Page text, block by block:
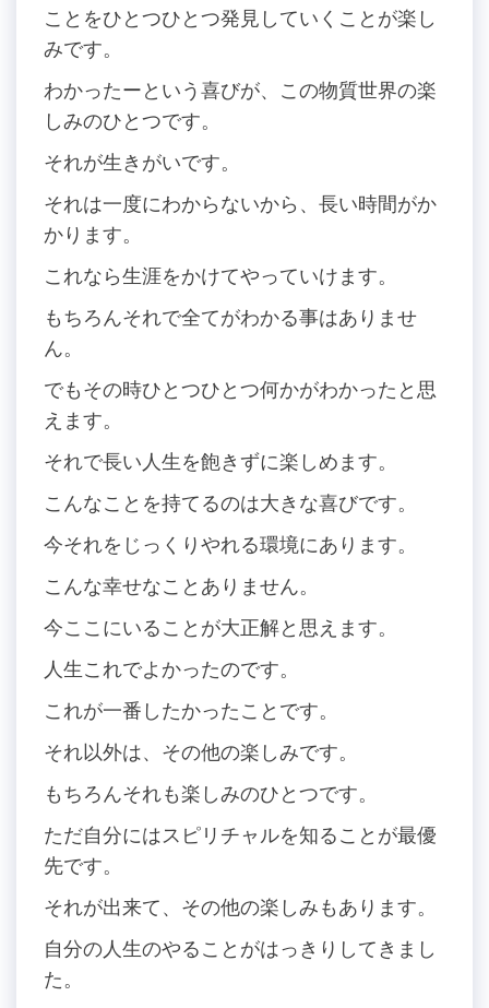
ことをひとつひとつ発見していくことが楽し
みです。
わかったーという喜びが、この物質世界の楽
しみのひとつです。
それが生きがいです。
それは一度にわからないから、長い時間がか
かります。
これなら生涯をかけてやっていけます。
もちろんそれで全てがわかる事はありませ
ん。
でもその時ひとつひとつ何かがわかったと思
えます。
それで長い人生を飽きずに楽しめます。
こんなことを持てるのは大きな喜びです。
今それをじっくりやれる環境にあります。
こんな幸せなことありません。
今ここにいることが大正解と思えます。
人生これでよかったのです。
これが一番したかったことです。
それ以外は、その他の楽しみです。
もちろんそれも楽しみのひとつです。
ただ自分にはスピリチャルを知ることが最優
先です。
それが出来て、その他の楽しみもあります。
自分の人生のやることがはっきりしてきまし
た。